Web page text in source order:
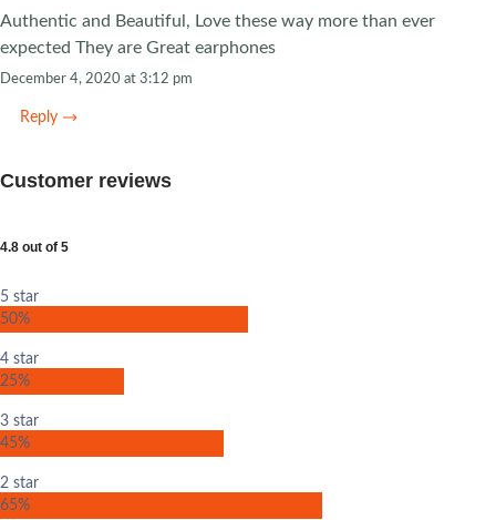
Authentic and Beautiful, Love these way more than ever
expected They are Great earphones
December 4, 2020 at 3:12 pm
Reply
Customer reviews
4.8 out of 5
5 star
50%
4 star
25%
3 star
45%
2 star
65%